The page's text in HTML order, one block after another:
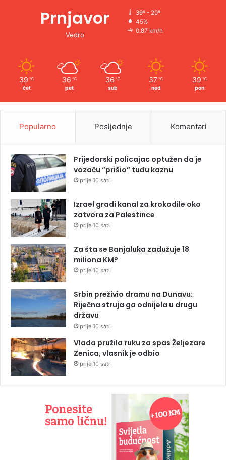
Prnjavor
Vedro
39º - 20º
45%
0.87 km/h
39 ℃
čet
36 ℃
pet
36 ℃
sub
37 ℃
ned
39 ℃
pon
Popularno Posljednje Komentari
Prijedorski policajac optužen da je
vozaču “prišio” tuđu kaznu
prije 10 sati
Izrael gradi kanal za krokodile oko
zatvora za Palestince
prije 10 sati
Za šta se Banjaluka zadužuje 18
miliona KM?
prije 10 sati
Srbin preživio dramu na Dunavu:
Riječna struja ga odnijela u drugu
državu
prije 10 sati
Vlada pružila ruku za spas Željezare
Zenica, vlasnik je odbio
prije 10 sati